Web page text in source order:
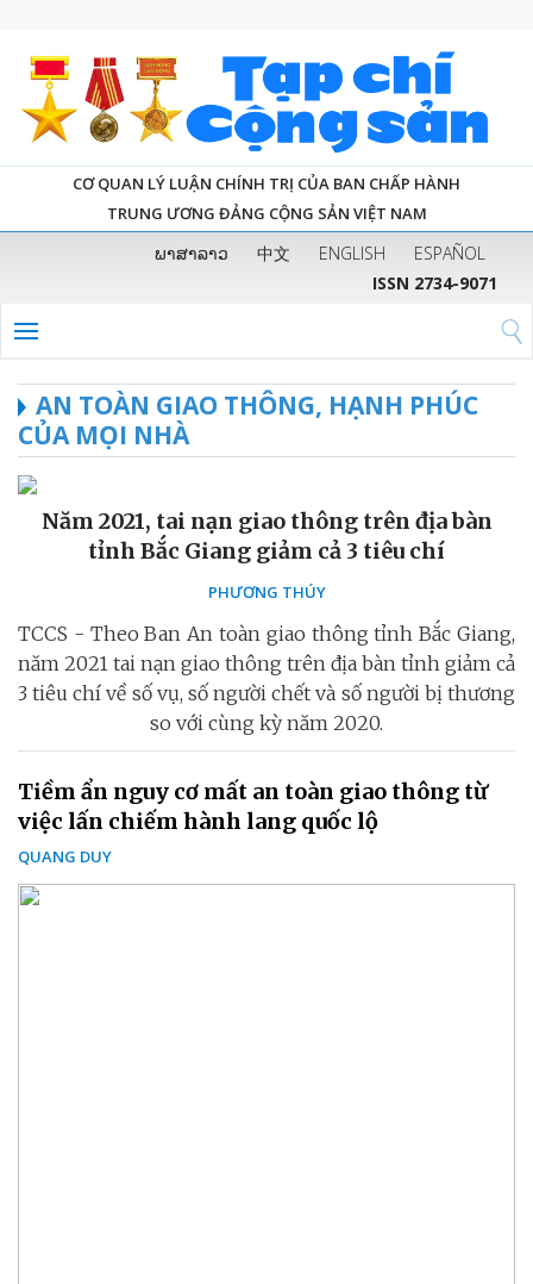
CƠ QUAN LÝ LUẬN CHÍNH TRỊ CỦA BAN CHẤP HÀNH
TRUNG ƯƠNG ĐẢNG CỘNG SẢN VIỆT NAM
ພາສາລາວ 中文 ENGLISH
ESPAÑOL
ISSN 2734-9071
AN TOÀN GIAO THÔNG, HẠNH PHÚC
CỦA MỌI NHÀ
Năm 2021, tai nạn giao thông trên địa bàn
tỉnh Bắc Giang giảm cả 3 tiêu chí
PHƯƠNG THÚY
TCCS - Theo Ban An toàn giao thông tỉnh Bắc Giang,
năm 2021 tai nạn giao thông trên địa bàn tỉnh giảm cả
3 tiêu chí về số vụ, số người chết và số người bị thương
so với cùng kỳ năm 2020.
Tiềm ẩn nguy cơ mất an toàn giao thông từ
việc lấn chiếm hành lang quốc lộ
QUANG DUY